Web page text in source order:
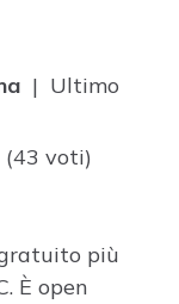
| Ultimo
(43 voti)
più
È open